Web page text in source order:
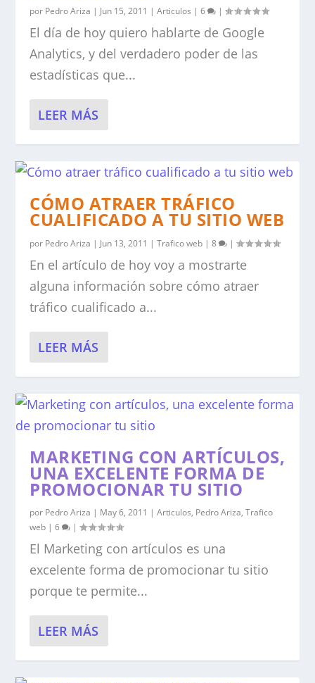
por Pedro Ariza | Jun 15, 2011 |Articulos |6 |
El día de hoy quiero hablarte de Google
Analytics, y del verdadero poder de las
estadísticas que...
LEER MÁS
CÓMO ATRAER TRÁFICO
CUALIFICADO A TU SITIO WEB
por Pedro Ariza | Jun 13, 2011 |Trafico web |8 |
En el artículo de hoy voy a mostrarte
alguna información sobre cómo atraer
tráfico cualificado a...
LEER MÁS
MARKETING CON ARTÍCULOS,
UNA EXCELENTE FORMA DE
PROMOCIONAR TU SITIO
por Pedro Ariza | May 6, 2011 |Articulos, Pedro Ariza,Trafico
web |6 |
El Marketing con artículos es una
excelente forma de promocionar tu sitio
porque te permite...
LEER MÁS